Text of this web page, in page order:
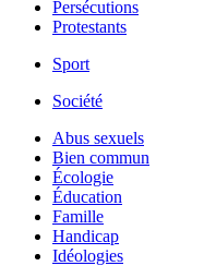
Persécutions
Protestants
Sport
Société
Abus sexuels
Bien commun
Écologie
Éducation
Famille
Handicap
Idéologies